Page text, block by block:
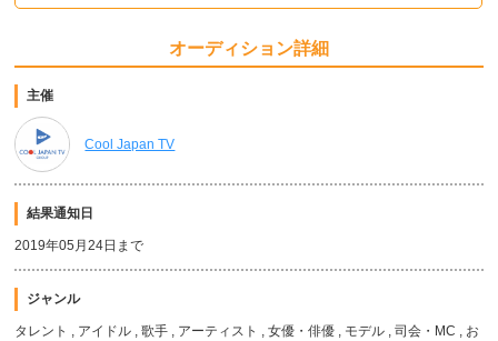
オーディション詳細
主催
Cool Japan TV
結果通知日
2019年05月24日まで
ジャンル
タレント , アイドル , 歌手 , アーティスト , 女優・俳優 , モデル , 司会・MC , お